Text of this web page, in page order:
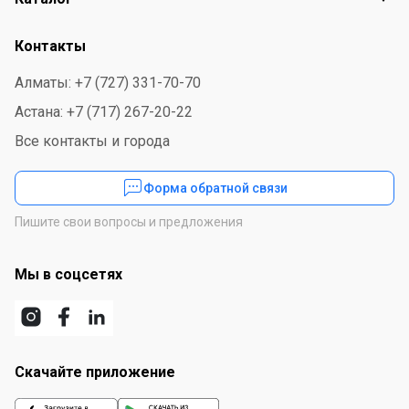
Контакты
Алматы: +7 (727) 331-70-70
Астана: +7 (717) 267-20-22
Все контакты и города
Форма обратной связи
Пишите свои вопросы и предложения
Мы в соцсетях
Скачайте приложение